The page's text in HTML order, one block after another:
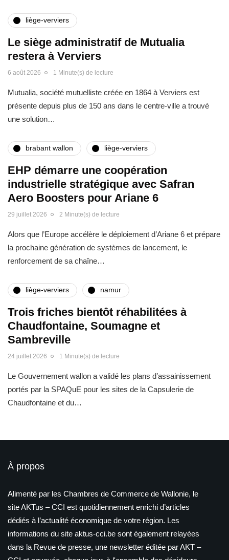
liège-verviers
Le siège administratif de Mutualia
restera à Verviers
6 août 2026 1 Minute(s) de lecture
Mutualia, société mutuelliste créée en 1864 à Verviers est
présente depuis plus de 150 ans dans le centre-ville a trouvé
une solution…
brabant wallon liège-verviers
EHP démarre une coopération
industrielle stratégique avec Safran
Aero Boosters pour Ariane 6
29 juillet 2026 2 Minute(s) de lecture
Alors que l’Europe accélère le déploiement d’Ariane 6 et prépare
la prochaine génération de systèmes de lancement, le
renforcement de sa chaîne…
liège-verviers namur
Trois friches bientôt réhabilitées à
Chaudfontaine, Soumagne et
Sambreville
24 juillet 2026 1 Minute(s) de lecture
Le Gouvernement wallon a validé les plans d’assainissement
portés par la SPAQuE pour les sites de la Capsulerie de
Chaudfontaine et du…
À propos
Alimenté par les Chambres de Commerce de Wallonie, le
site AKTus – CCI est quotidiennement enrichi d’articles
dédiés à l’actualité économique de votre région. Les
informations du site aktus-cci.be sont également relayées
dans la Revue de presse, une newsletter éditée par AKT –